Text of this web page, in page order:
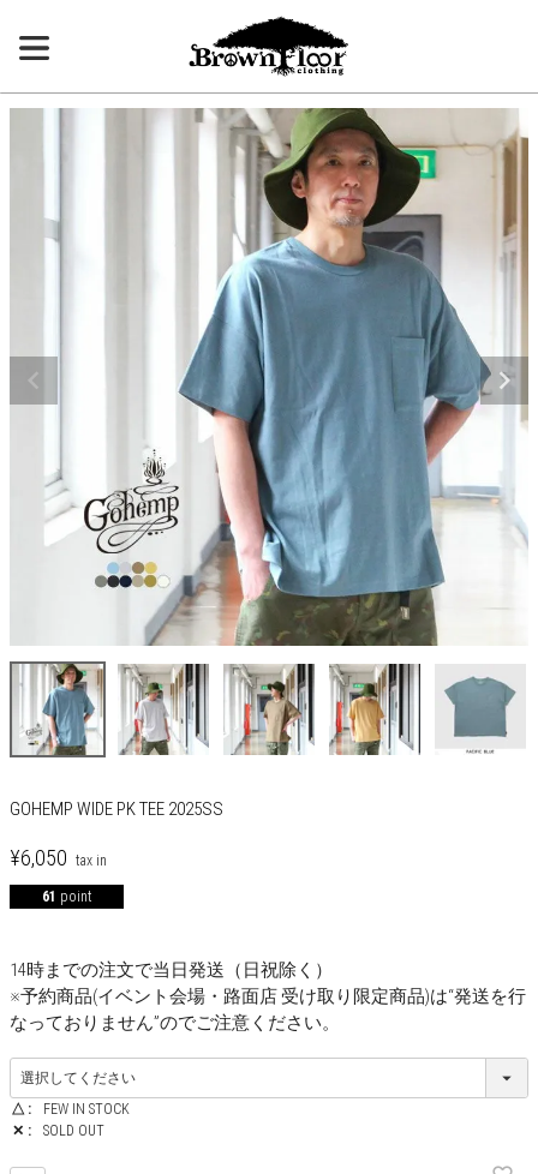
GOHEMP WIDE PK TEE 2025SS
¥6,050
61 point
14時までの注文で当日発送（日祝除く）
※予約商品(イベント会場・路面店 受け取り限定商品)は“発送を行
なっておりません”のでご注意ください。
△
FEW IN STOCK
✕
SOLD OUT